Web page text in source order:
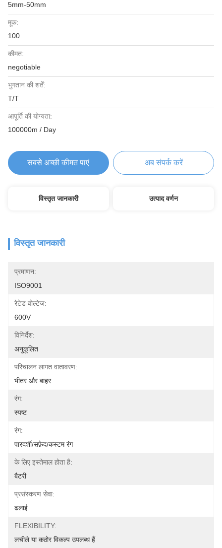
5mm-50mm
मूक:
100
कीमत:
negotiable
भुगतान की शर्तें:
T/T
आपूर्ति की योग्यता:
100000m / Day
सबसे अच्छी कीमत पाएं अब संपर्क करें
विस्तृत जानकारी उत्पाद वर्णन
विस्तृत जानकारी
प्रमाणन:
ISO9001
रेटेड वोल्टेज:
600V
विनिर्देश:
अनुकूलित
परिचालन लागत वातावरण:
भीतर और बाहर
रंग:
स्पष्ट
रंग:
पारदर्शी/सफ़ेद/कस्टम रंग
के लिए इस्तेमाल होता है:
बैटरी
प्रसंस्करण सेवा:
ढलाई
FLEXIBILITY:
लचीले या कठोर विकल्प उपलब्ध हैं